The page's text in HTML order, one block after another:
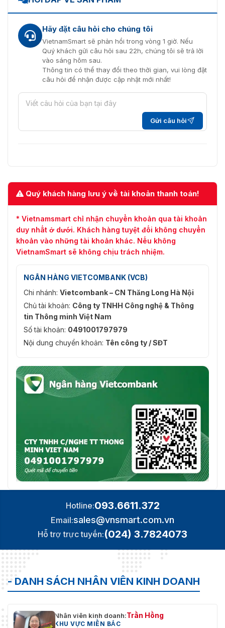
Hãy đặt câu hỏi cho chúng tôi
VietnamSmart sẽ phản hồi trong vòng 1 giờ. Nếu
Quý khách gửi câu hỏi sau 22h, chúng tôi sẽ trả lời
vào sáng hôm sau.
Thông tin có thể thay đổi theo thời gian, vui lòng đặt
câu hỏi để nhận được cập nhật mới nhất!
Gửi câu hỏi
Quý khách hàng lưu ý về tài khoản thanh toán!
* Vietnamsmart chỉ nhận chuyển khoản qua tài khoản
duy nhất ở dưới. Khách hàng tuyệt đối không chuyển
khoản vào những tài khoản khác. Nếu không
VietnamSmart sẽ không chịu trách nhiệm.
NGÂN HÀNG VIETCOMBANK (VCB)
Chi nhánh: Vietcombank – CN Thăng Long Hà Nội
Chủ tài khoản: Công ty TNHH Công nghệ & Thông
tin Thông minh Việt Nam
Số tài khoản: 0491001797979
Nội dung chuyển khoản: Tên công ty / SĐT
Hotline:093.6611.372
Email:sales@vnsmart.com.vn
Hỗ trợ trực tuyến:(024) 3.7824073
- DANH SÁCH NHÂN VIÊN KINH DOANH
Nhân viên kinh doanh:Trần Hồng
KHU VỰC MIỀN BẮC